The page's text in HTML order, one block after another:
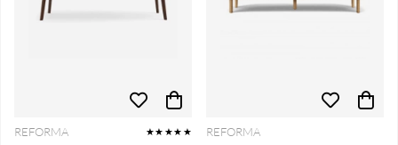
REFORMA ★★★★★ REFORMA